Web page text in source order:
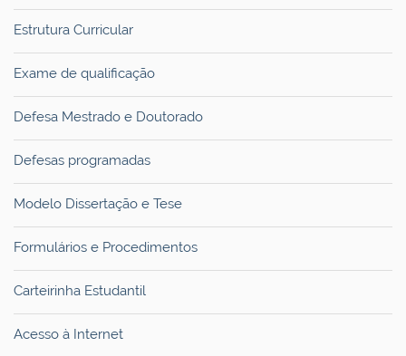
Estrutura Curricular
Exame de qualificação
Defesa Mestrado e Doutorado
Defesas programadas
Modelo Dissertação e Tese
Formulários e Procedimentos
Carteirinha Estudantil
Acesso à Internet